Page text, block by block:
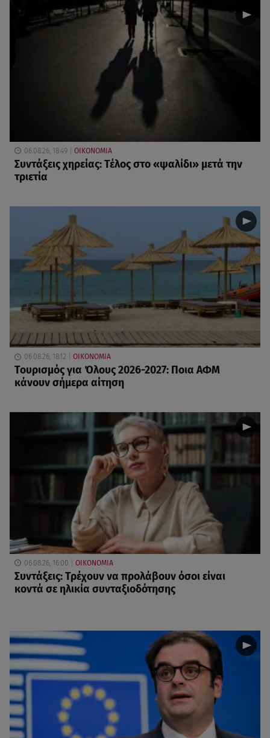
06.08.26, 18:49 ΟΙΚΟΝΟΜΙΑ
Συντάξεις χηρείας: Τέλος στο «ψαλίδι» μετά την
τριετία
06.08.26, 18:12 ΟΙΚΟΝΟΜΙΑ
Τουρισμός για Όλους 2026-2027: Ποια ΑΦΜ
κάνουν σήμερα αίτηση
06.08.26, 16:00 ΟΙΚΟΝΟΜΙΑ
Συντάξεις: Τρέχουν να προλάβουν όσοι είναι
κοντά σε ηλικία συνταξιοδότησης